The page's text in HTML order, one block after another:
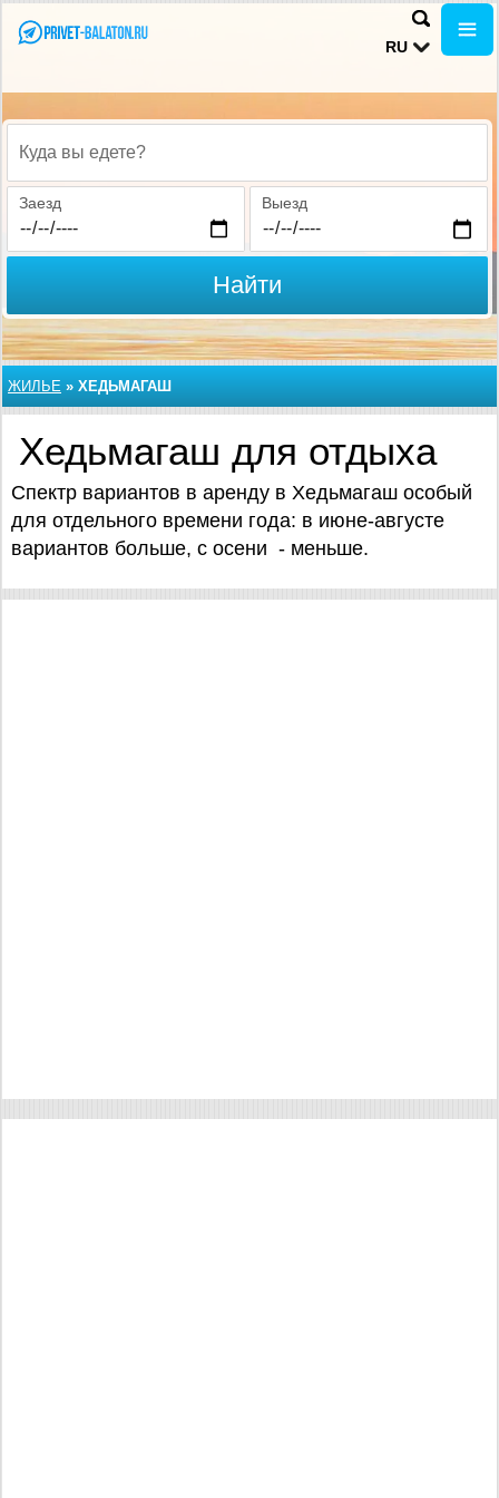
RU
Куда вы едете?
Заезд Выезд
Найти
ЖИЛЬЕ » ХЕДЬМАГАШ
Хедьмагаш для отдыха
Спектр вариантов в аренду в Хедьмагаш особый
для отдельного времени года: в июне-августе
вариантов больше, с осени - меньше.